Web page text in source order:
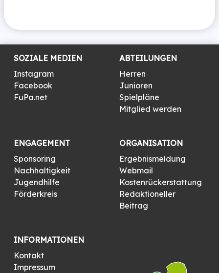
SOZIALE MEDIEN
Instagram
Facebook
FuPa.net
ABTEILUNGEN
Herren
Junioren
Spielpläne
Mitglied werden
ENGAGEMENT
Sponsoring
Nachhaltigkeit
Jugendhilfe
Förderkreis
ORGANISATION
Ergebnismeldung
Webmail
Kostenrückerstattung
Redaktioneller
Beitrag
INFORMATIONEN
Kontakt
Impressum